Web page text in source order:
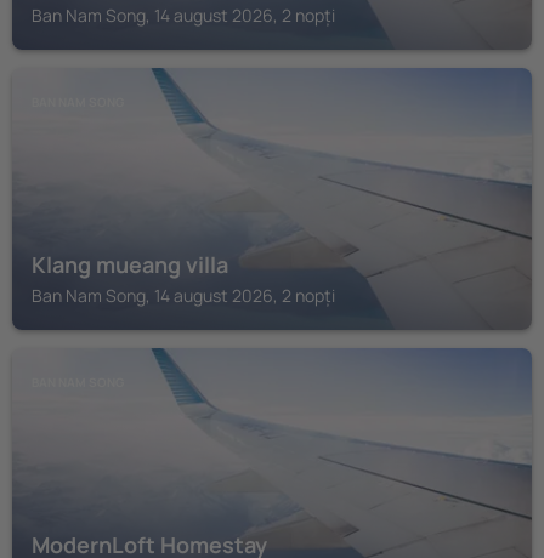
Ban Nam Song, 14 august 2026, 2 nopți
Klang mueang villa
Ban Nam Song, 14 august 2026, 2 nopți
ModernLoft Homestay